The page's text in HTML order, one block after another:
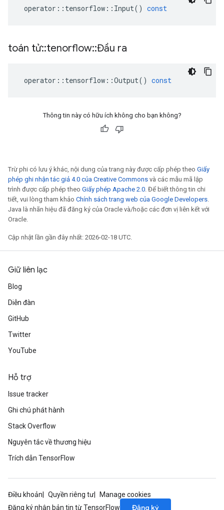
operator :: tensorflow :: Input() const
toán tử::tenorflow::Đầu ra
operator :: tensorflow ::Output() const
Thông tin này có hữu ích không cho bạn không?
Trừ phi có lưu ý khác, nội dung của trang này được cấp phép theo Giấy
phép ghi nhận tác giả 4.0 của Creative Commons và các mẫu mã lập
trình được cấp phép theo Giấy phép Apache 2.0. Để biết thông tin chi
tiết, vui lòng tham khảo Chính sách trang web của Google Developers.
Java là nhãn hiệu đã đăng ký của Oracle và/hoặc các đơn vị liên kết với
Oracle.
Cập nhật lần gần đây nhất: 2026-02-18 UTC.
Giữ liên lạc
Blog
Diễn đàn
GitHub
Twitter
YouTube
Hỗ trợ
Issue tracker
Ghi chú phát hành
Stack Overflow
Nguyên tắc về thương hiệu
Trích dẫn TensorFlow
Điều khoản Quyền riêng tư
Manage cookies
Đăng ký nhận bản tin từ TensorFlow
Đăng ký